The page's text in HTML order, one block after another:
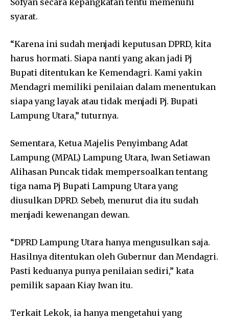
Sofyan secara kepangkatan tentu memenuhi
syarat.
“Karena ini sudah menjadi keputusan DPRD, kita
harus hormati. Siapa nanti yang akan jadi Pj
Bupati ditentukan ke Kemendagri. Kami yakin
Mendagri memiliki penilaian dalam menentukan
siapa yang layak atau tidak menjadi Pj. Bupati
Lampung Utara,” tuturnya.
Sementara, Ketua Majelis Penyimbang Adat
Lampung (MPAL) Lampung Utara, Iwan Setiawan
Alihasan Puncak tidak mempersoalkan tentang
tiga nama Pj Bupati Lampung Utara yang
diusulkan DPRD. Sebeb, menurut dia itu sudah
menjadi kewenangan dewan.
“DPRD Lampung Utara hanya mengusulkan saja.
Hasilnya ditentukan oleh Gubernur dan Mendagri.
Pasti keduanya punya penilaian sediri,” kata
pemilik sapaan Kiay Iwan itu.
Terkait Lekok, ia hanya mengetahui yang